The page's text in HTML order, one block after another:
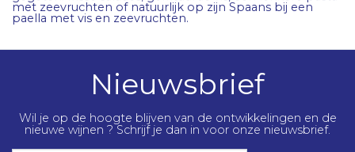
met zeevruchten of natuurlijk op zijn Spaans bij een
paella met vis en zeevruchten.
Nieuwsbrief
Wil je op de hoogte blijven van de ontwikkelingen en de
nieuwe wijnen ? Schrijf je dan in voor onze nieuwsbrief.